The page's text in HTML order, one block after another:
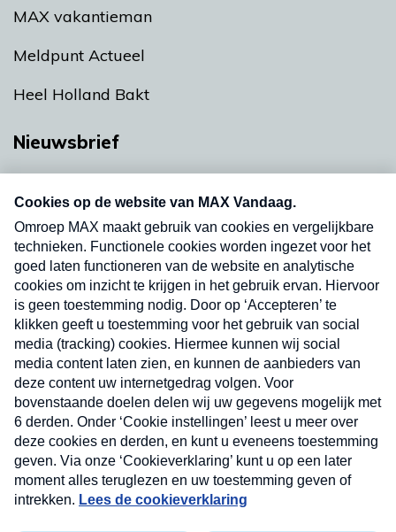
MAX vakantieman
Meldpunt Actueel
Heel Holland Bakt
Nieuwsbrief
nieuwsbrief. Elke vrijdag- en dinsdagochtend in
uw mailbox.
Verzend
Nieuwsbrief
Neem hier een gratis abonnement op onze
nieuwsbrief. Elke vrijdag- en dinsdagochtend in uw